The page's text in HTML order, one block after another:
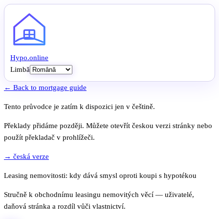
Hypo.online
Limbă
← Back to mortgage guide
Tento průvodce je zatím k dispozici jen v češtině.
Překlady přidáme později. Můžete otevřít českou verzi stránky nebo
použít překladač v prohlížeči.
→ česká verze
Leasing nemovitosti: kdy dává smysl oproti koupi s hypotékou
Stručně k obchodnímu leasingu nemovitých věcí — uživatelé,
daňová stránka a rozdíl vůči vlastnictví.